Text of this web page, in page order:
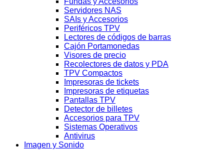
Servidores NAS
SAIs y Accesorios
Periféricos TPV
Lectores de códigos de barras
Cajón Portamonedas
Visores de precio
Recolectores de datos y PDA
TPV Compactos
Impresoras de tickets
Impresoras de etiquetas
Pantallas TPV
Detector de billetes
Accesorios para TPV
Sistemas Operativos
Antivirus
Imagen y Sonido